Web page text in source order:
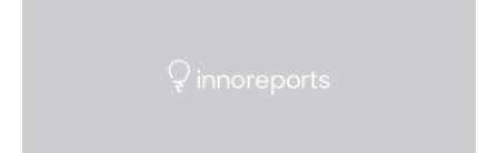
„QUAZAR“ mit insgesamt 1,15 Millionen Euro über vier